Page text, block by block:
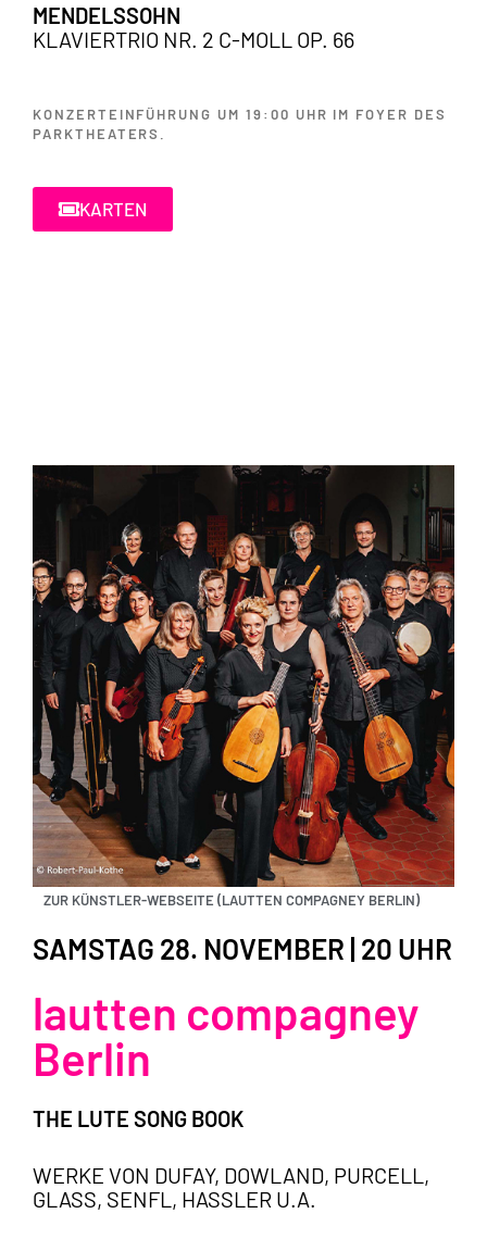
MENDELSSOHN
KLAVIERTRIO NR. 2 C-MOLL OP. 66
KONZERTEINFÜHRUNG UM 19:00 UHR IM FOYER DES
PARKTHEATERS.
KARTEN
ZUR KÜNSTLER-WEBSEITE (LAUTTEN COMPAGNEY BERLIN)
SAMSTAG 28. NOVEMBER | 20 UHR
lautten compagney
Berlin
THE LUTE SONG BOOK
WERKE VON DUFAY, DOWLAND, PURCELL,
GLASS, SENFL, HASSLER U.A.